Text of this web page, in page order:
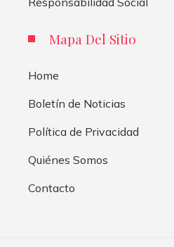
Mapa Del Sitio
Home
Boletín de Noticias
Política de Privacidad
Quiénes Somos
Contacto